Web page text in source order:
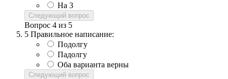
На 3
Следующий вопрос
Вопрос 4 из 5
5 Правильное написание:
Подолгу
Падолгу
Оба варианта верны
Следующий вопрос